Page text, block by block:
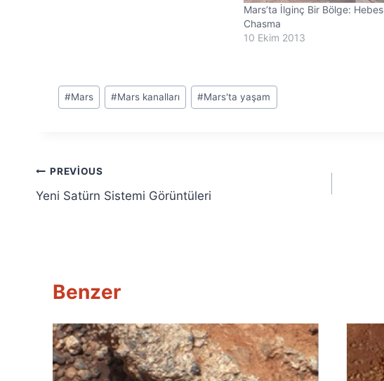
Mars’ta İlginç Bir Bölge: Hebes
Chasma
10 Ekim 2013
Post
Tags:
#Mars #Mars kanalları #Mars'ta yaşam
Yazı
gezinmesi
PREVIOUS
Yeni Satürn Sistemi Görüntüleri
Benzer